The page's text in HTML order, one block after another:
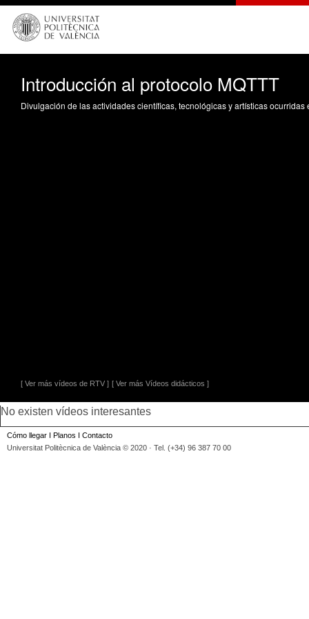
Introducción al protocolo MQTTT
Divulgación de las actividades científicas, tecnológicas y artísticas ocurridas
[ Ver más vídeos de RTV ] [ Ver más Vídeos didácticos ]
No existen vídeos interesantes
Cómo llegar I Planos I Contacto
Universitat Politècnica de València © 2020 · Tel. (+34) 96 387 70 00